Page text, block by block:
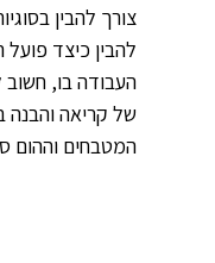
צורך להבין
העבודה בו, חשוב
של קריאה והבנה
המטבחים וההום